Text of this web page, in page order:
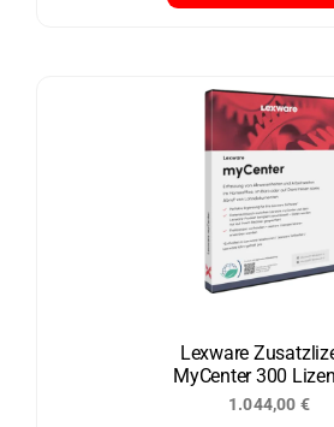
weist
mehrere
Varianten
Optionen
können
der
Produktseite
gewählt
Lexware
MyCenter 300
1.044,00 €